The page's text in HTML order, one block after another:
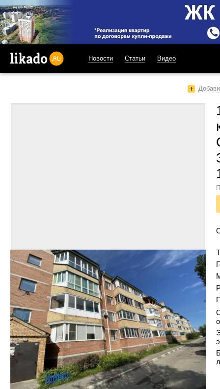
Новости Статьи Видео